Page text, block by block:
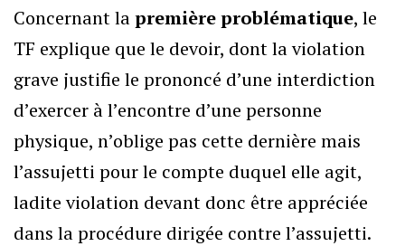
Concernant lapremière problématique, le
TF explique que le devoir, dont la violation
grave justifie le prononcé d’une interdiction
d’exercer à l’encontre d’une personne
physique, n’oblige pas cette dernière mais
l’assujetti pour le compte duquel elle agit,
ladite violation devant donc être appréciée
dans la procédure dirigée contre l’assujetti.